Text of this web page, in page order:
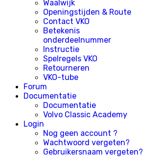
Waalwijk
Openingstijden & Route
Contact VKO
Betekenis
onderdeelnummer
Instructie
Spelregels VKO
Retourneren
VKO-tube
Forum
Documentatie
Documentatie
Volvo Classic Academy
Login
Nog geen account ?
Wachtwoord vergeten?
Gebruikersnaam vergeten?